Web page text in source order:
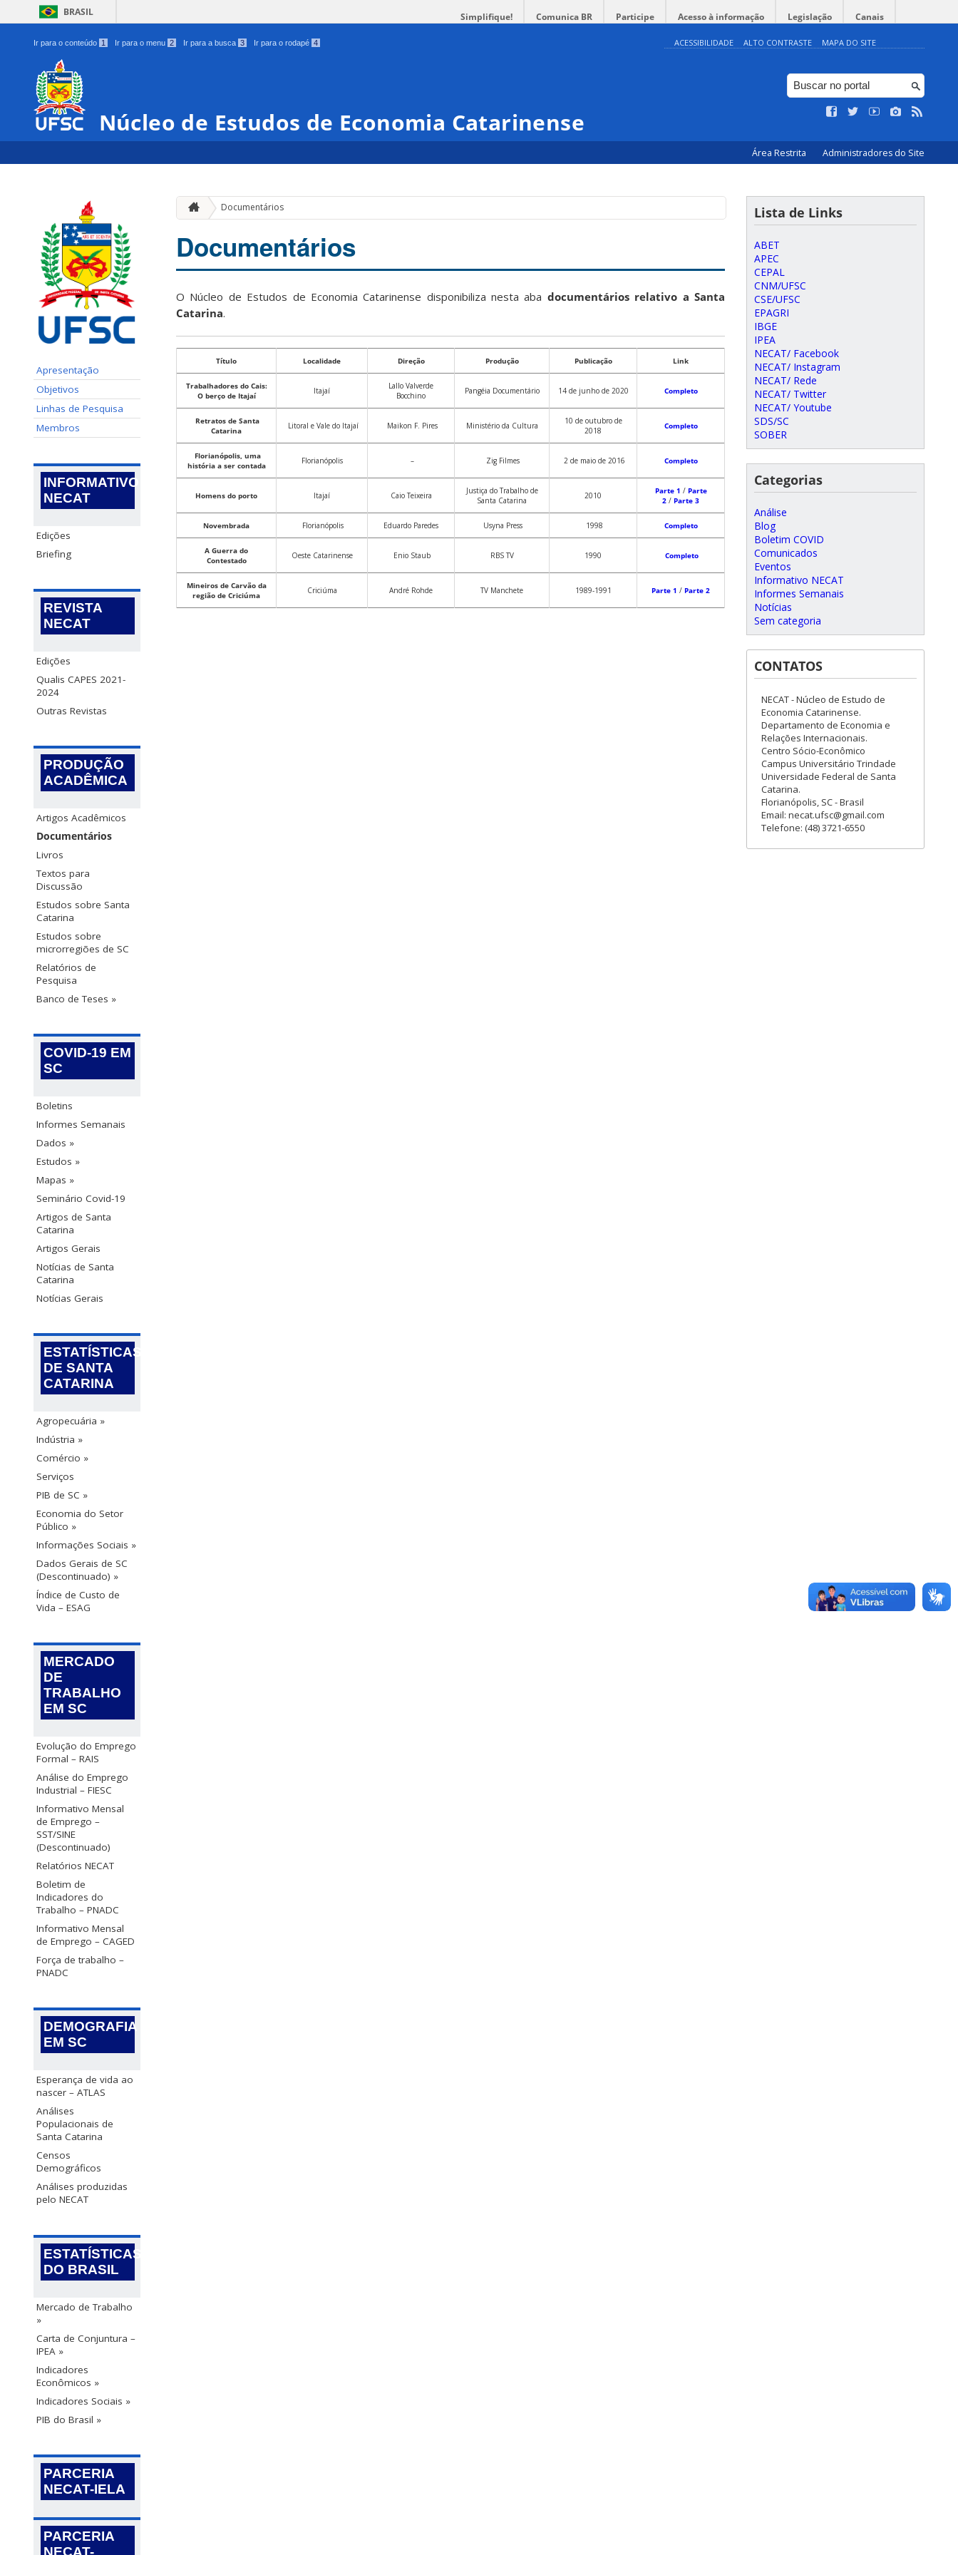
BRASIL Simplifique! Comunica BR Participe Acesso à informação Legislação Canais
Ir para o conteúdo 1 Ir para o menu 2 Ir para a busca 3 Ir para o rodapé 4 ACESSIBILIDADE ALTO CONTRASTE MAPA DO SITE
Núcleo de Estudos de Economia Catarinense
Área Restrita Administradores do Site
Apresentação
Objetivos
Linhas de Pesquisa
Membros
INFORMATIVO
NECAT
Edições
Briefing
REVISTA
NECAT
Edições
Qualis CAPES 2021-
2024
Outras Revistas
PRODUÇÃO
ACADÊMICA
Artigos Acadêmicos
Documentários
Livros
Textos para
Discussão
Estudos sobre Santa
Catarina
Estudos sobre
microrregiões de SC
Relatórios de
Pesquisa
Banco de Teses »
COVID-19 EM
SC
Boletins
Informes Semanais
Dados »
Estudos »
Mapas »
Seminário Covid-19
Artigos de Santa
Catarina
Artigos Gerais
Notícias de Santa
Catarina
Notícias Gerais
ESTATÍSTICAS
DE SANTA
CATARINA
Agropecuária »
Indústria »
Comércio »
Serviços
PIB de SC »
Economia do Setor
Público »
Informações Sociais »
Dados Gerais de SC
(Descontinuado) »
Índice de Custo de
Vida – ESAG
MERCADO
DE
TRABALHO
EM SC
Evolução do Emprego
Formal – RAIS
Análise do Emprego
Industrial – FIESC
Informativo Mensal
de Emprego –
SST/SINE
(Descontinuado)
Relatórios NECAT
Boletim de
Indicadores do
Trabalho – PNADC
Informativo Mensal
de Emprego – CAGED
Força de trabalho –
PNADC
DEMOGRAFIA
EM SC
Esperança de vida ao
nascer – ATLAS
Análises
Populacionais de
Santa Catarina
Censos
Demográficos
Análises produzidas
pelo NECAT
ESTATÍSTICAS
DO BRASIL
Mercado de Trabalho
»
Carta de Conjuntura –
IPEA »
Indicadores
Econômicos »
Indicadores Sociais »
PIB do Brasil »
PARCERIA
NECAT-IELA
PARCERIA
NECAT-
Documentários
Documentários
O Núcleo de Estudos de Economia Catarinense disponibiliza nesta aba documentários relativo a Santa
Catarina.
Título Localidade Direção Produção Publicação Link
Trabalhadores do Cais:
O berço de Itajaí
Itajaí
Lallo Valverde
Bocchino
Pangéia Documentário 14 de junho de 2020 Completo
Retratos de Santa
Catarina
Litoral e Vale do Itajaí Maikon F. Pires Ministério da Cultura
10 de outubro de
2018
Completo
Florianópolis, uma
história a ser contada
Florianópolis – Zig Filmes 2 de maio de 2016 Completo
Homens do porto Itajaí Caio Teixeira
Justiça do Trabalho de
Santa Catarina
2010 Parte 1 / Parte
2 / Parte 3
Novembrada Florianópolis Eduardo Paredes Usyna Press 1998 Completo
A Guerra do
Contestado
Oeste Catarinense Enio Staub RBS TV 1990 Completo
Mineiros de Carvão da
região de Criciúma Criciúma André Rohde TV Manchete 1989-1991 Parte 1 / Parte 2
Lista de Links
ABET
APEC
CEPAL
CNM/UFSC
CSE/UFSC
EPAGRI
IBGE
IPEA
NECAT/ Facebook
NECAT/ Instagram
NECAT/ Rede
NECAT/ Twitter
NECAT/ Youtube
SDS/SC
SOBER
Categorias
Análise
Blog
Boletim COVID
Comunicados
Eventos
Informativo NECAT
Informes Semanais
Notícias
Sem categoria
CONTATOS
NECAT - Núcleo de Estudo de
Economia Catarinense.
Departamento de Economia e
Relações Internacionais.
Centro Sócio-Econômico
Campus Universitário Trindade
Universidade Federal de Santa
Catarina.
Florianópolis, SC - Brasil
Email: necat.ufsc@gmail.com
Telefone: (48) 3721-6550